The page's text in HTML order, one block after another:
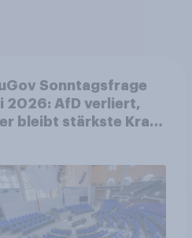
Sonntagsfrage
2026: AfD verliert,
bleibt stärkste Kraft